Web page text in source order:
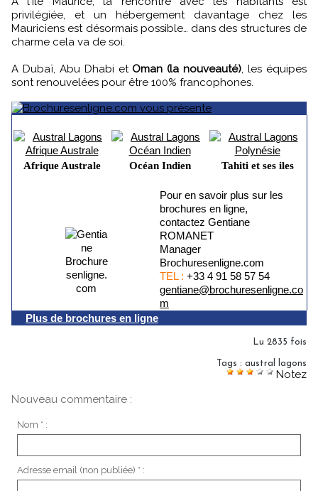
privilégiée, et un hébergement davantage chez les
Mauriciens est désormais possible… dans des structures de
charme cela va de soi.
A Dubaï, Abu Dhabi et Oman (la nouveauté), les équipes
sont renouvelées pour être 100% francophones.
Afrique Australe Océan Indien Tahiti et ses iles
Pour en savoir plus sur les
brochures en ligne,
contactez Gentiane
ROMANET
Manager
Brochuresenligne.com
TEL : +33 4 91 58 57 54
gentiane@brochuresenligne.co
m
Plus de brochures en ligne
Lu 2835 fois
Tags : austral lagons
Notez
Nouveau commentaire :
Nom * :
Adresse email (non publiée) * :